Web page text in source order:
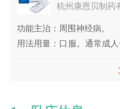
杭州康恩贝制药
功能主治：周围神经病。
用法用量：口服。通常成